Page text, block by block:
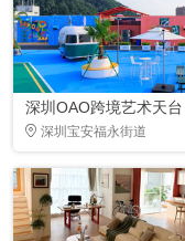
深圳OAO跨境艺术天台
深圳宝安福永街道